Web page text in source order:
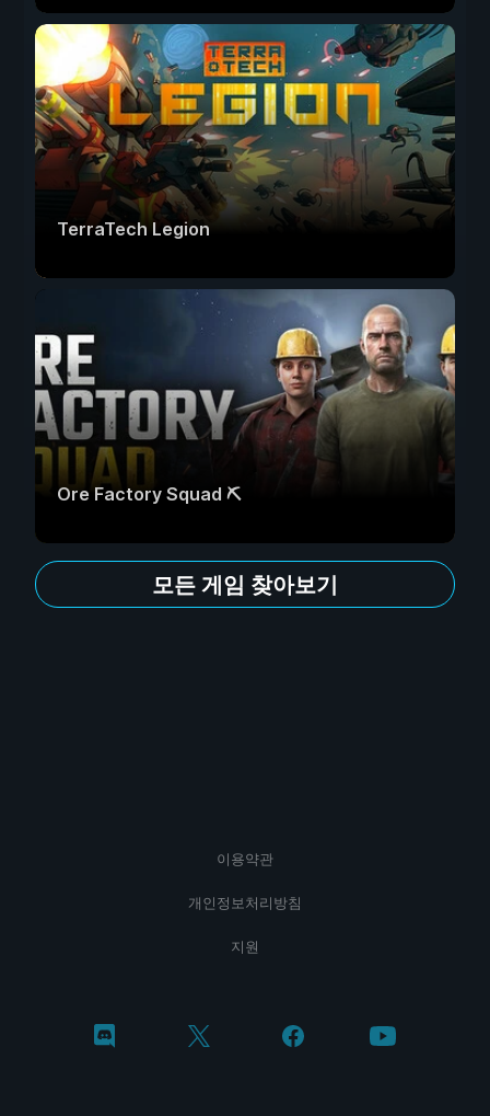
TerraTech Legion
Ore Factory Squad ⛏️
모든 게임 찾아보기
이용약관
개인정보처리방침
지원